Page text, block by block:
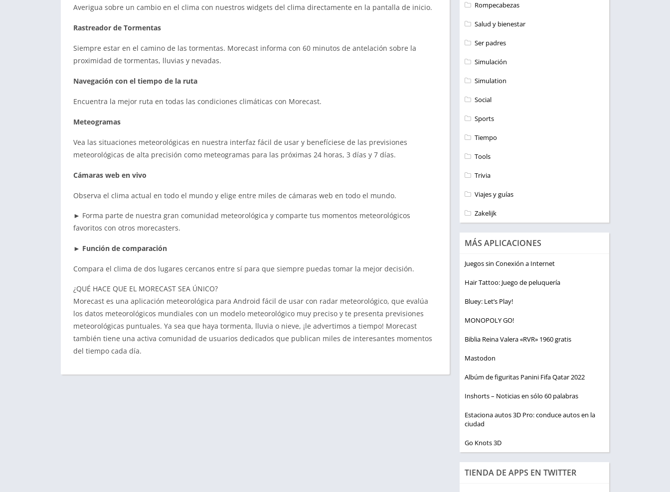
Averigua sobre un cambio en el clima con nuestros widgets del clima directamente en la pantalla de inicio.
Rastreador de Tormentas
Siempre estar en el camino de las tormentas. Morecast informa con 60 minutos de antelación sobre la
proximidad de tormentas, lluvias y nevadas.
Navegación con el tiempo de la ruta
Encuentra la mejor ruta en todas las condiciones climáticas con Morecast.
Meteogramas
Vea las situaciones meteorológicas en nuestra interfaz fácil de usar y benefíciese de las previsiones
meteorológicas de alta precisión como meteogramas para las próximas 24 horas, 3 días y 7 días.
Cámaras web en vivo
Observa el clima actual en todo el mundo y elige entre miles de cámaras web en todo el mundo.
► Forma parte de nuestra gran comunidad meteorológica y comparte tus momentos meteorológicos
favoritos con otros morecasters.
► Función de comparación
Compara el clima de dos lugares cercanos entre sí para que siempre puedas tomar la mejor decisión.
¿QUÉ HACE QUE EL MORECAST SEA ÚNICO?
Morecast es una aplicación meteorológica para Android fácil de usar con radar meteorológico, que evalúa
los datos meteorológicos mundiales con un modelo meteorológico muy preciso y te presenta previsiones
meteorológicas puntuales. Ya sea que haya tormenta, lluvia o nieve, ¡le advertimos a tiempo! Morecast
también tiene una activa comunidad de usuarios dedicados que publican miles de interesantes momentos
del tiempo cada día.
Rompecabezas
Salud y bienestar
Ser padres
Simulación
Simulation
Social
Sports
Tiempo
Tools
Trivia
Viajes y guías
Zakelijk
MÁS APLICACIONES
Juegos sin Conexión a Internet
Hair Tattoo: Juego de peluquería
Bluey: Let’s Play!
MONOPOLY GO!
Biblia Reina Valera «RVR» 1960 gratis
Mastodon
Albúm de figuritas Panini Fifa Qatar 2022
Inshorts – Noticias en sólo 60 palabras
Estaciona autos 3D Pro: conduce autos en la
ciudad
Go Knots 3D
TIENDA DE APPS EN TWITTER